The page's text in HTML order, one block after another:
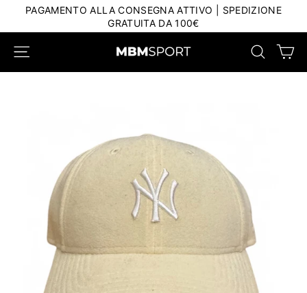
contenuto
PAGAMENTO ALLA CONSEGNA ATTIVO | SPEDIZIONE
GRATUITA DA 100€
Ricerca